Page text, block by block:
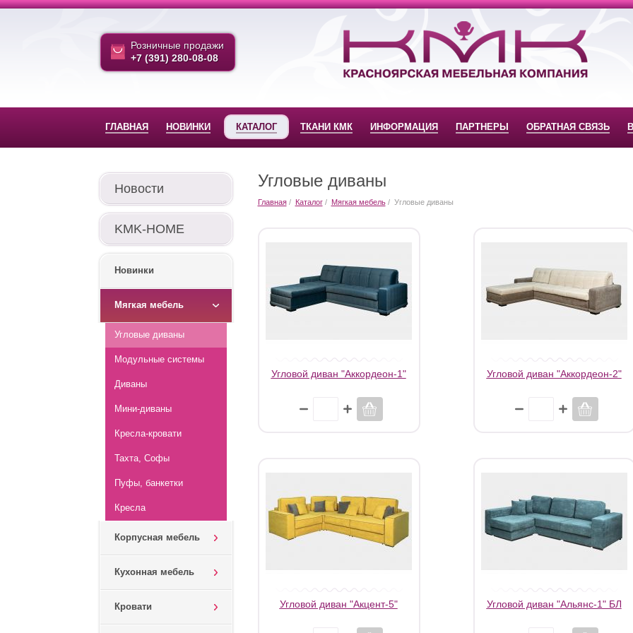
Розничные продажи
+7 (391) 280-08-08
ГЛАВНАЯ НОВИНКИ КАТАЛОГ ТКАНИ КМК ИНФОРМАЦИЯ ПАРТНЕРЫ ОБРАТНАЯ СВЯЗЬ
Новости
KMK-HOME
Новинки
Мягкая мебель
Угловые диваны
Модульные системы
Диваны
Мини-диваны
Кресла-кровати
Тахта, Софы
Пуфы, банкетки
Кресла
Корпусная мебель
Кухонная мебель
Кровати
Угловые диваны
Главная Каталог Мягкая мебель Угловые диваны
Угловой диван "Аккордеон-1" Угловой диван "Аккордеон-2"
Угловой диван "Акцент-5" Угловой диван "Альянс-1" БЛ